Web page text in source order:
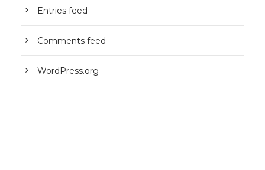
Entries feed
Comments feed
WordPress.org